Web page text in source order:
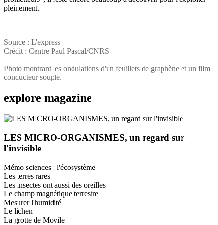
pleinement.
Source : L'express
Crédit : Centre Paul Pascal/CNRS
Photo montrant les ondulations d'un feuillets de graphène et un film
conducteur souple.
explore magazine
LES MICRO-ORGANISMES, un regard sur
l'invisible
Mémo sciences : l'écosystème
Les terres rares
Les insectes ont aussi des oreilles
Le champ magnétique terrestre
Mesurer l'humidité
Le lichen
La grotte de Movile